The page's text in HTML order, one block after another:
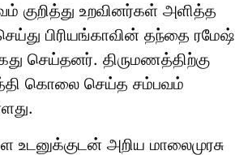
குறித்து உறவினர்கள் அளித்த
செய்து பிரியங்காவின் தந்தை ரமேஷ்
செய்தனர். திருமணத்திற்கு
கொலை செய்த சம்பவம்
அறிய மாலைமுரசு